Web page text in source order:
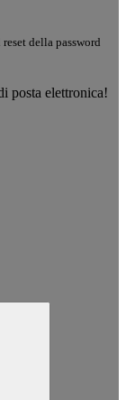
della password
posta elettronica!